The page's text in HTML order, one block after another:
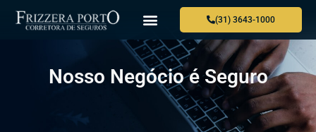
(31) 3643-1000
Nosso Negócio é Seguro